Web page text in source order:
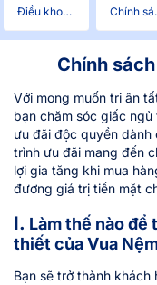
Điều khoản & Điều kiện
Chính
Với mong muốn tri ân
bạn chăm sóc giấc
ưu đãi độc quyền dành
trình ưu đãi mang đến
lợi gia tăng khi mua
đương giá trị tiền mặt
I. Làm thế nào để
thiết của Vua
Bạn sẽ trở thành